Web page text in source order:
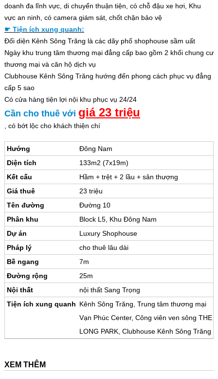
doanh đa lĩnh vực, di chuyển thuận tiện, có chỗ đậu xe hơi, Khu
vực an ninh, có camera giám sát, chốt chặn bảo vệ
☛ Tiện ích xung quanh:
Đối diện Kênh Sông Trăng là các dãy phố shophouse sầm uất
Ngày khu trung tâm thương mại đẳng cấp bao gồm 2 khối chung cư
thương mại và căn hộ dịch vụ
Clubhouse Kênh Sông Trăng hướng đến phong cách phục vụ đẳng
cấp 5 sao
Có cửa hàng tiện lợi nội khu phục vụ 24/24
Cần cho thuê với giá 23 triệu
, có bớt lộc cho khách thiện chí
Hướng
Đông Nam
Diện tích
133m2 (7x19m)
Kết cấu
Hầm + trệt + 2 lầu + sân thượng
Giá thuê
23 triệu
Tên đường
Đường 10
Phân khu
Block L5, Khu Đông Nam
Dự án
Luxury Shophouse
Pháp lý
cho thuê lâu dài
Bề ngang
7m
Đường rộng
25m
Nội thất
nội thất Sang Trọng
Tiện ích xung quanh Kênh Sông Trăng, Trung tâm thương mại
Vạn Phúc Center, Công viên ven sông THE
LONG PARK, Clubhouse Kênh Sông Trăng
XEM THÊM